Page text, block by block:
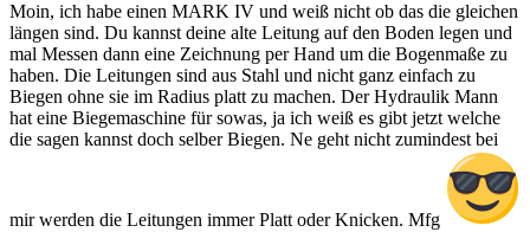
Moin, ich habe einen MARK IV und weiß nicht ob das die gleichen
längen sind. Du kannst deine alte Leitung auf den Boden legen und
mal Messen dann eine Zeichnung per Hand um die Bogenmaße zu
haben. Die Leitungen sind aus Stahl und nicht ganz einfach zu
Biegen ohne sie im Radius platt zu machen. Der Hydraulik Mann
hat eine Biegemaschine für sowas, ja ich weiß es gibt jetzt welche
die sagen kannst doch selber Biegen. Ne geht nicht zumindest bei
mir werden die Leitungen immer Platt oder Knicken. Mfg